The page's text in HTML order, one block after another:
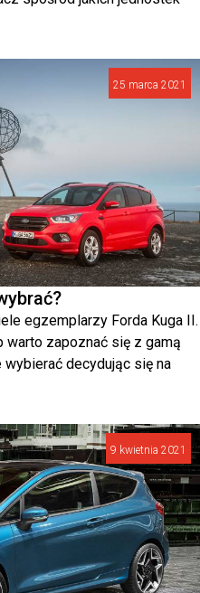
25 marca 2021
egzemplarzy Forda Kuga II.
warto zapoznać się z gamą
decydując się na
9 kwietnia 2021